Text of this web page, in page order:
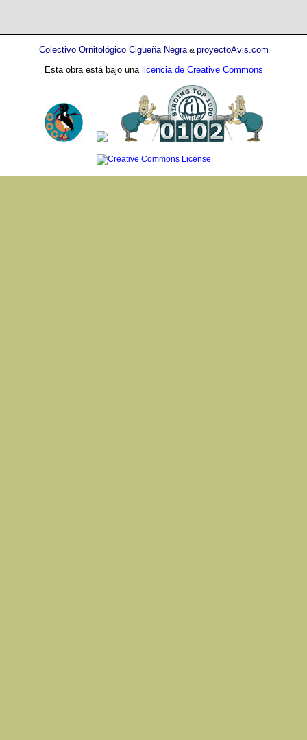
Colectivo Ornitológico Cigüeña Negra& proyectoAvis.com
Esta obra está bajo una licencia de Creative Commons